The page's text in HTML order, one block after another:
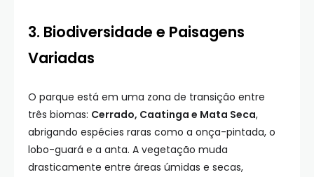
3. Biodiversidade e Paisagens
Variadas
O parque está em uma zona de transição entre
três biomas: Cerrado, Caatinga e Mata Seca,
abrigando espécies raras como a onça-pintada, o
lobo-guará e a anta. A vegetação muda
drasticamente entre áreas úmidas e secas,